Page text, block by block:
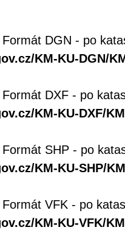
DGN - po
KM-KU-DGN/
DXF - po
KM-KU-DXF/
SHP - po
KM-KU-SHP/
VFK - po
KM-KU-VFK/